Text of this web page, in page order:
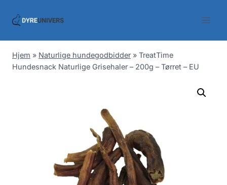
Hjem » Naturlige hundegodbidder » TreatTime
Hundesnack Naturlige Grisehaler – 200g – Tørret – EU